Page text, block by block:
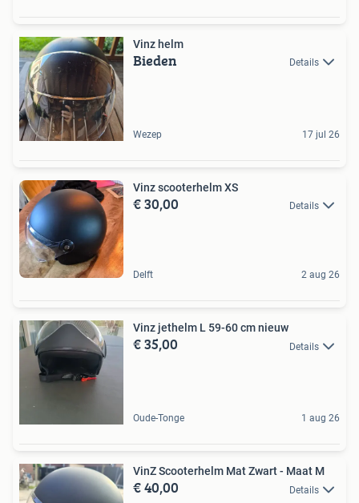
Vinz helm
Bieden Details
Wezep 17 jul 26
Vinz scooterhelm XS
€ 30,00 Details
Delft 2 aug 26
Vinz jethelm L 59-60 cm nieuw
€ 35,00 Details
Oude-Tonge 1 aug 26
VinZ Scooterhelm Mat Zwart - Maat M
€ 40,00 Details